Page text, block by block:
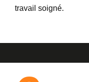
travail soigné.